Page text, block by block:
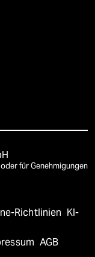
für Genehmigungen
Richtlinien KI-
AGB